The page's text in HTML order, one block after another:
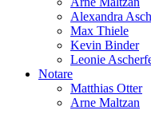
Alexandra
Max Thiele
Kevin Binder
Leonie
Notare
Matthias Otter
Arne Maltzan